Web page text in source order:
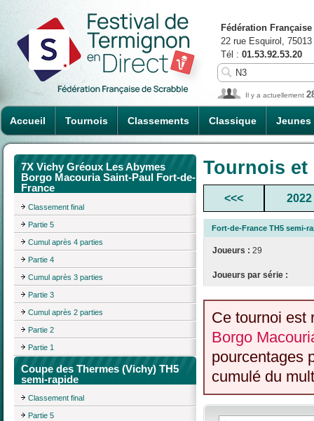
Accueil Tournois Classements Classique Jeunes
Fédération
22 rue Esquirol,
Tél : 01.53.92.53.20
Il y a actuellement
7X Vichy Gréoux Les Abymes
Borgo Macouria Saint-Paul Fort-de-
France
Classement final
Partie 5
Cumul après 4 parties
Partie 4
Cumul après 3 parties
Partie 3
Cumul après 2 parties
Partie 2
Partie 1
Coupe des Thermes (Vichy) TH5
semi-rapide
Classement final
Partie 5
Tournois
<<< 2022
Fort-de-France TH5 semi-
Joueurs : 29
Joueurs par série :
Ce tournoi est
Borgo
pourcentages
cumulé du